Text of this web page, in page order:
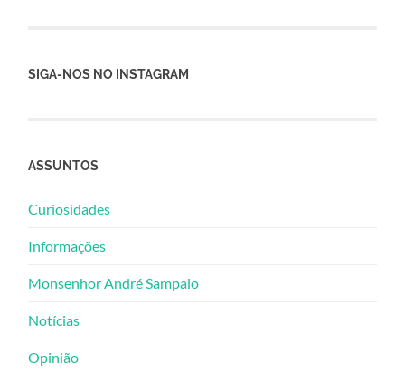
SIGA-NOS NO INSTAGRAM
ASSUNTOS
Curiosidades
Informações
Monsenhor André Sampaio
Notícias
Opinião